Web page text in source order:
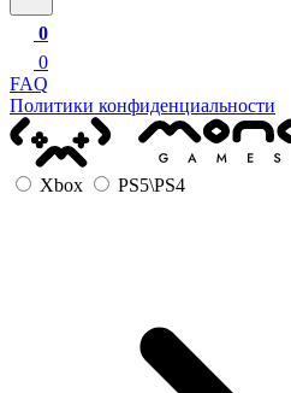
0
0
FAQ
Политики конфиденциальности
Xbox PS5\PS4